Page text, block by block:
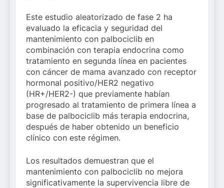
Este estudio aleatorizado de fase 2 ha
evaluado la eficacia y seguridad del
mantenimiento con palbociclib en
combinación con terapia endocrina como
tratamiento en segunda línea en pacientes
con cáncer de mama avanzado con receptor
hormonal positivo/HER2 negativo
(HR+/HER2-) que previamente habían
progresado al tratamiento de primera línea a
base de palbociclib más terapia endocrina,
después de haber obtenido un beneficio
clínico con este régimen.
Los resultados demuestran que el
mantenimiento con palbociclib no mejora
significativamente la supervivencia libre de